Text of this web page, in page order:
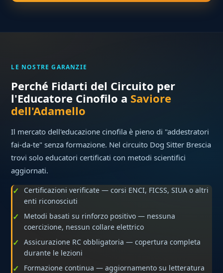
LE NOSTRE GARANZIE
Perché Fidarti del Circuito per
l'Educatore Cinofilo a Saviore
dell'Adamello
Il mercato dell'educazione cinofila è pieno di "addestratori
fai-da-te" senza formazione. Nel circuito Dog Sitter Brescia
trovi solo educatori certificati con metodi scientifici
aggiornati.
Certificazioni verificate — corsi ENCI, FICSS, SIUA o altri
enti riconosciuti
Metodi basati su rinforzo positivo — nessuna
coercizione, nessun collare elettrico
Assicurazione RC obbligatoria — copertura completa
durante le lezioni
Formazione continua — aggiornamento su letteratura